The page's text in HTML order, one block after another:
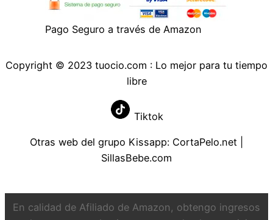
Pago Seguro a través de Amazon
Copyright © 2023 tuocio.com : Lo mejor para tu tiempo
libre
Tiktok
Otras web del grupo Kissapp: CortaPelo.net
SillasBebe.com
En calidad de Afiliado de Amazon, obtengo ingresos